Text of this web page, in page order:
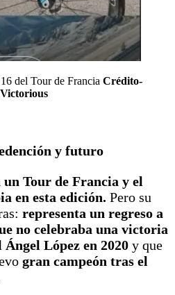
del Tour de Francia Crédito-
y futuro
Tour de Francia y el
en esta edición. Pero su
representa un regreso a
no celebraba una victoria
López en 2020 y que
gran campeón tras el